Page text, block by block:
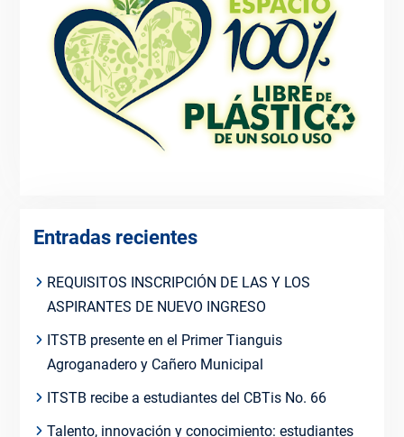
Entradas recientes
REQUISITOS INSCRIPCIÓN DE LAS Y LOS
ASPIRANTES DE NUEVO INGRESO
ITSTB presente en el Primer Tianguis
Agroganadero y Cañero Municipal
ITSTB recibe a estudiantes del CBTis No. 66
Talento, innovación y conocimiento: estudiantes